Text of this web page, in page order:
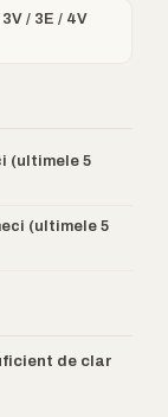
/ 3E / 4V
(ultimele 5
(ultimele 5
de clar